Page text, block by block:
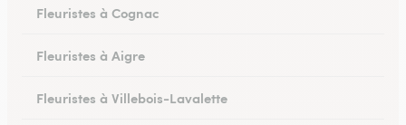
Fleuristes à Cognac
Fleuristes à Aigre
Fleuristes à Villebois-Lavalette